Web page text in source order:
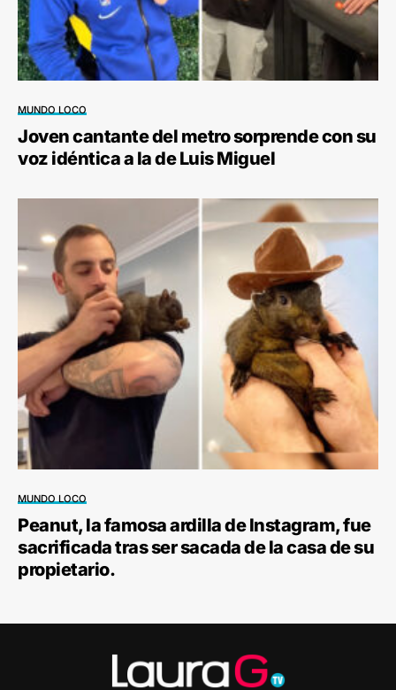
MUNDO LOCO
Joven cantante del metro sorprende con su
voz idéntica a la de Luis Miguel
MUNDO LOCO
Peanut, la famosa ardilla de Instagram, fue
sacrificada tras ser sacada de la casa de su
propietario.